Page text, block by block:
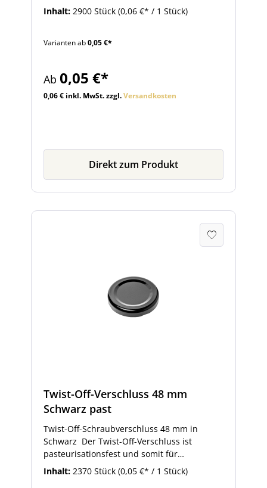
Füllgütern. Im Gegensatz zu konventionellen
Schraubverschlüssen sind sie frei von
finden Sie eine Auswahl passender Gläser
Inhalt: 2900 Stück (0,06 €* / 1 Stück)
Varianten ab0,05 €*
Ab 0,05 €*
0,06 € inkl. MwSt. zzgl.Versandkosten
Direkt zum Produkt
Twist-Off-Verschluss 48 mm
Schwarz past
Twist-Off-Schraubverschluss 48 mm in
Schwarz Der Twist-Off-Verschluss ist
pasteurisationsfest und somit für
Marmeladen, Gelees und Honig geeignet.
Dieser Verschluss passt unter anderem auf
Inhalt: 2370 Stück (0,05 €* / 1 Stück)